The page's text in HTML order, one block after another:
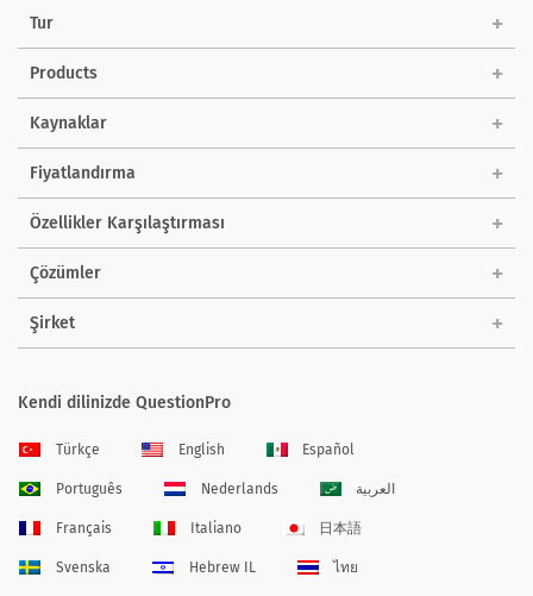
Tur
Products
Kaynaklar
Fiyatlandırma
Özellikler Karşılaştırması
Çözümler
Şirket
Kendi dilinizde QuestionPro
Türkçe English Español
Português Nederlands العربية
Français Italiano 日本語
Svenska Hebrew IL ไทย